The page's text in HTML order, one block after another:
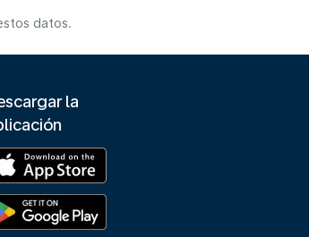
datos.
la